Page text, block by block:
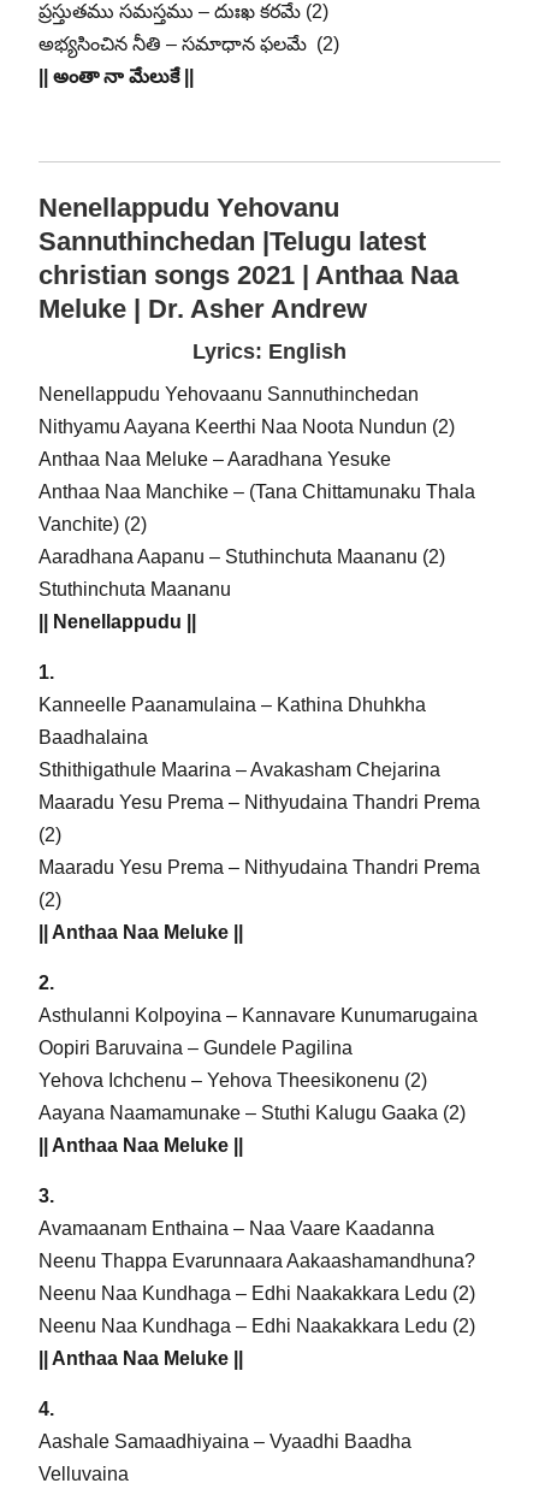
ప్రస్తుతము సమస్తము – దుఃఖ కరమే (2)
అభ్యసించిన నీతి – సమాధాన ఫలమే (2)
|| అంతా నా మేలుకే ||
Nenellappudu Yehovanu
Sannuthinchedan |Telugu latest
christian songs 2021 | Anthaa Naa
Meluke | Dr. Asher Andrew
Lyrics: English
Nenellappudu Yehovaanu Sannuthinchedan
Nithyamu Aayana Keerthi Naa Noota Nundun (2)
Anthaa Naa Meluke – Aaradhana Yesuke
Anthaa Naa Manchike – (Tana Chittamunaku Thala
Vanchite) (2)
Aaradhana Aapanu – Stuthinchuta Maananu (2)
Stuthinchuta Maananu
|| Nenellappudu ||
1.
Kanneelle Paanamulaina – Kathina Dhuhkha
Baadhalaina
Sthithigathule Maarina – Avakasham Chejarina
Maaradu Yesu Prema – Nithyudaina Thandri Prema
(2)
Maaradu Yesu Prema – Nithyudaina Thandri Prema
(2)
|| Anthaa Naa Meluke ||
2.
Asthulanni Kolpoyina – Kannavare Kunumarugaina
Oopiri Baruvaina – Gundele Pagilina
Yehova Ichchenu – Yehova Theesikonenu (2)
Aayana Naamamunake – Stuthi Kalugu Gaaka (2)
|| Anthaa Naa Meluke ||
3.
Avamaanam Enthaina – Naa Vaare Kaadanna
Neenu Thappa Evarunnaara Aakaashamandhuna?
Neenu Naa Kundhaga – Edhi Naakakkara Ledu (2)
Neenu Naa Kundhaga – Edhi Naakakkara Ledu (2)
|| Anthaa Naa Meluke ||
4.
Aashale Samaadhiyaina – Vyaadhi Baadha
Velluvaina